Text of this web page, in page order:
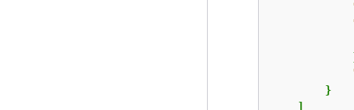
        }
    ]